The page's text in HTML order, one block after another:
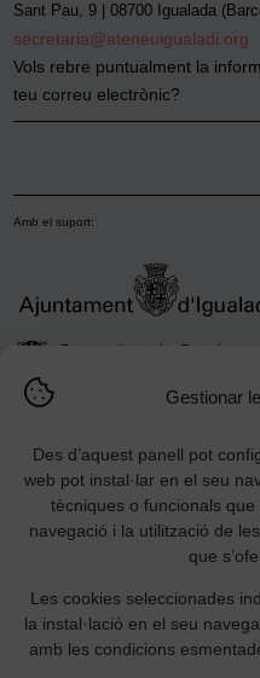
Gestionar
Des d’aquest panell pot
web pot instal·lar en el seu
tècniques o funcionals
navegació i la utilització de
que
Les cookies seleccionades
la instal·lació en el seu
amb les condicions
Sant Pau, 9 | 08700 Igualada
secretaria@ateneuigualadi.org
Vols rebre puntualment la
teu correu electrònic?
Amb el suport:
Amb la col·laboració: